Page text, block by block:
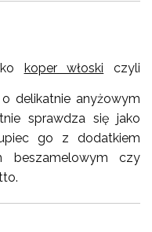
koper włoski czyli
delikatnie anyżowym
sprawdza się jako
go z dodatkiem
beszamelowym czy